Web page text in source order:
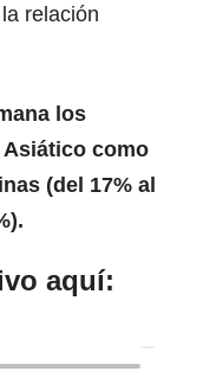
relación
los
Asiático como
(del 17% al
aquí: